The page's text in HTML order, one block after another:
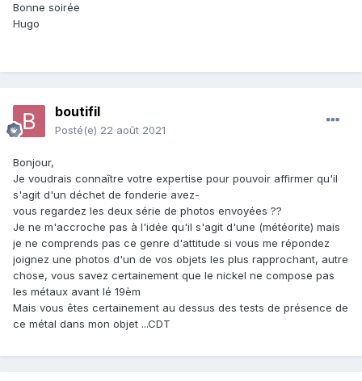
Bonne soirée
Hugo
boutifil
Posté(e) 22 août 2021
Bonjour,
Je voudrais connaître votre expertise pour pouvoir affirmer qu'il
s'agit d'un déchet de fonderie avez-
vous regardez les deux série de photos envoyées ??
Je ne m'accroche pas à l'idée qu'il s'agit d'une (météorite) mais
je ne comprends pas ce genre d'attitude si vous me répondez
joignez une photos d'un de vos objets les plus rapprochant, autre
chose, vous savez certainement que le nickel ne compose pas
les métaux avant lé 19èm
Mais vous êtes certainement au dessus des tests de présence de
ce métal dans mon objet ...CDT